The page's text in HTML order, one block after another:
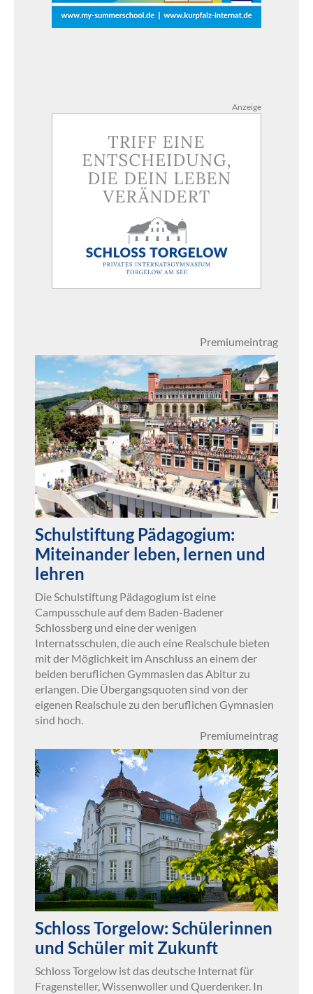
Anzeige
Premiumeintrag
Schulstiftung Pädagogium:
Miteinander leben, lernen und
lehren
Die Schulstiftung Pädagogium ist eine
Campusschule auf dem Baden-Badener
Schlossberg und eine der wenigen
Internatsschulen, die auch eine Realschule bieten
mit der Möglichkeit im Anschluss an einem der
beiden beruflichen Gymmasien das Abitur zu
erlangen. Die Übergangsquoten sind von der
eigenen Realschule zu den beruflichen Gymnasien
sind hoch.
Premiumeintrag
Schloss Torgelow: Schülerinnen
und Schüler mit Zukunft
Schloss Torgelow ist das deutsche Internat für
Fragensteller, Wissenwoller und Querdenker. In